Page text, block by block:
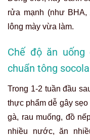
rửa mạnh (như
lông mày vừa làm.
Chế độ ăn
chuẩn tông socola
Trong 1-2 tuần đầu
thực phẩm dễ gây
gà, rau muống, đồ
nhiều nước, ăn